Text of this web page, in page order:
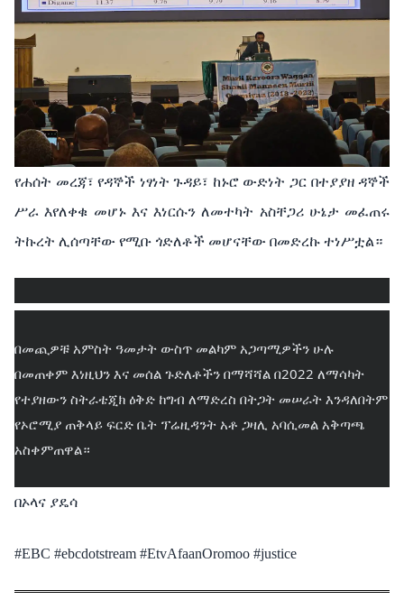
የሐሰት መረጃ፣ የዳኞች ነፃነት ጉዳይ፣ ከኑሮ ውድነት ጋር በተያያዘ ዳኞች
ሥራ እየለቀቁ መሆኑ እና እነርሱን ለመተካት አስቸጋሪ ሁኔታ መፈጠሩ
ትኩረት ሊሰጣቸው የሚቡ ጎድለቶች መሆናቸው በመድረኩ ተነሥቷል።
በመጪዎቹ አምስት ዓመታት ውስጥ መልካም አጋጣሚዎችን ሁሉ
በመጠቀም እነዚህን እና መሰል ጉድለቶችን በማሻሻል በ2022 ለማሳካት
የተያዘውን ስትራቴጂክ ዕቅድ ከግብ ለማድረስ በትጋት መሠራት እንዳለበትም
የኦሮሚያ ጠቅላይ ፍርድ ቤት ፕሬዚዳንት አቶ ጋዛሊ አባሲመል አቅጣጫ
አስቀምጠዋል።
በኦላና ያዴሳ
#EBC #ebcdotstream #EtvAfaanOromoo #justice